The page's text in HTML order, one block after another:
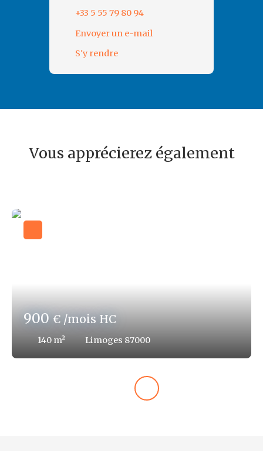
+33 5 55 79 80 94
Envoyer un e-mail
S'y rendre
Vous apprécierez également
900€ /mois HC
140 m² Limoges 87000